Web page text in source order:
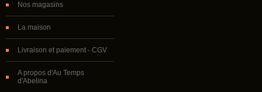
Nos magasins
La maison
Livraison et paiement - CGV
A propos d'Au Temps
d'Abelina